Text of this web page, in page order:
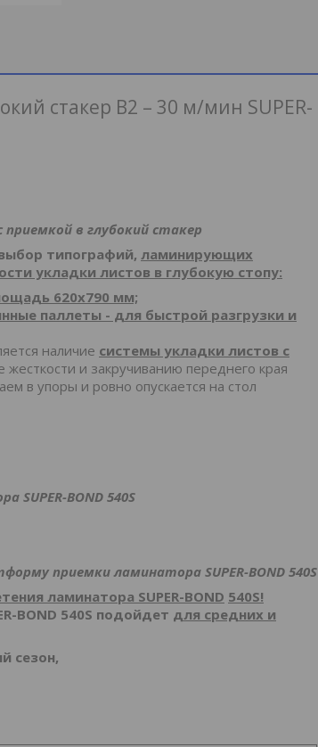
стакер B2 – 30 м/мин SUPER-
приемкой в глубокий стакер
типографий, ламинирующих
укладки листов в глубокую стопу:
620х790 мм;
паллеты - для быстрой разгрузки и
наличие системы укладки листов с
жесткости и закручиванию переднего края
в упоры и ровно опускается на стол
SUPER-BOND 540S
приемки ламинатора SUPER-BOND 540S
ламинатора SUPER-BOND 540S!
-BOND 540S подойдет для средних и
сезон,